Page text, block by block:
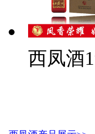
西凤酒